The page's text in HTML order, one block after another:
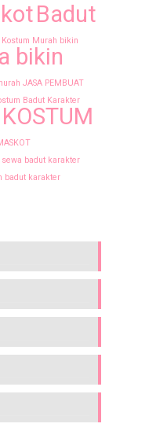
Badut
Murah bikin
bikin
JASA PEMBUAT
Badut Karakter
KOSTUM
sewa badut karakter
badut karakter